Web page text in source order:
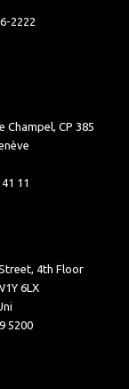
2222
Champel, CP 385
11
4th Floor
6LX
5200